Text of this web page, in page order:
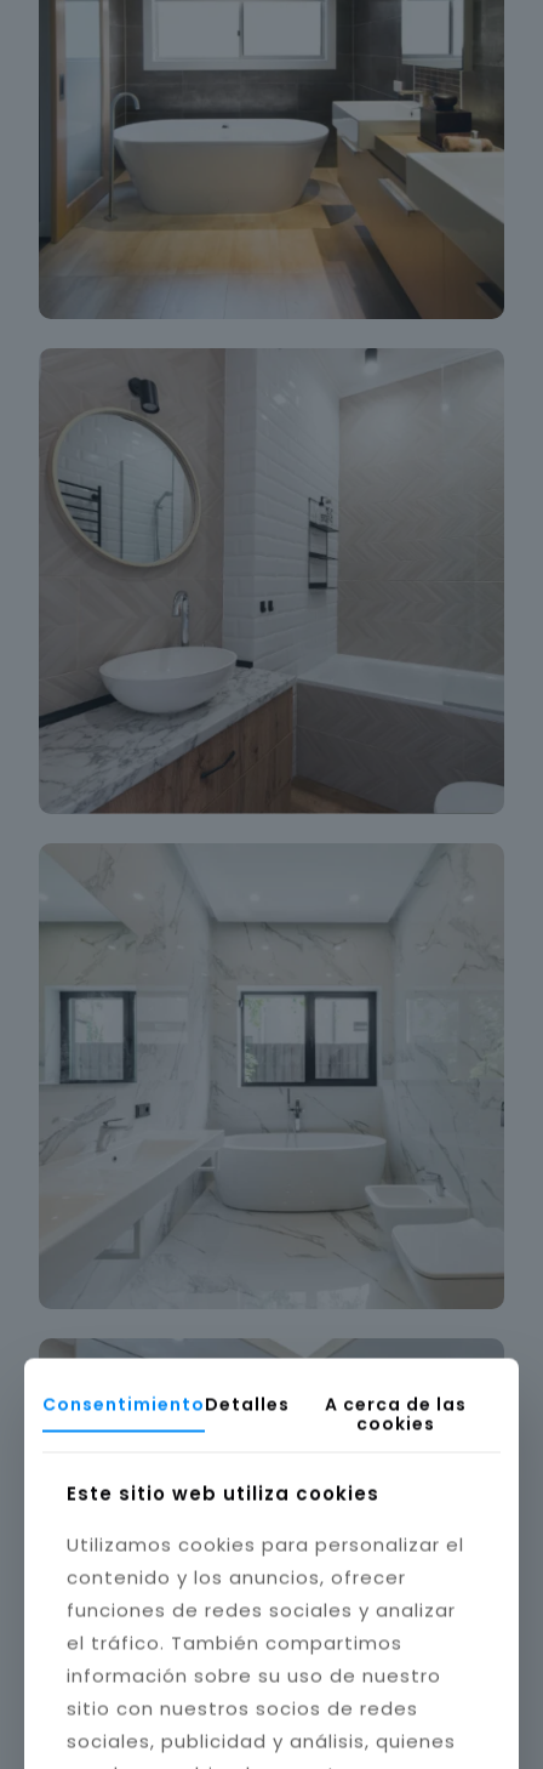
ConsentimientoDetalles
A cerca de las
cookies
Este sitio web utiliza cookies
Utilizamos cookies para personalizar el
contenido y los anuncios, ofrecer
funciones de redes sociales y analizar
el tráfico. También compartimos
información sobre su uso de nuestro
sitio con nuestros socios de redes
sociales, publicidad y análisis, quienes